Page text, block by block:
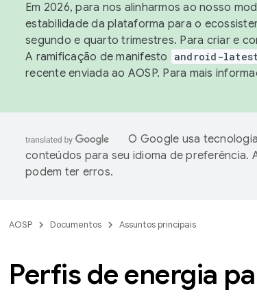
Em 2026, para nos alinharmos ao nosso
estabilidade da plataforma para o
segundo e quarto trimestres. Para criar e
A ramificação de manifesto
android-
recente enviada ao AOSP. Para mais
O Google usa
conteúdos para seu idioma de preferência.
podem ter erros.
AOSP Documentos Assuntos principais
Perfis de energia